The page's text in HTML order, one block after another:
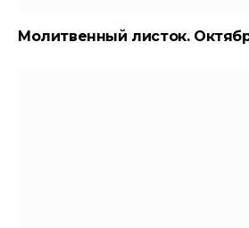
Молитвенный листок.